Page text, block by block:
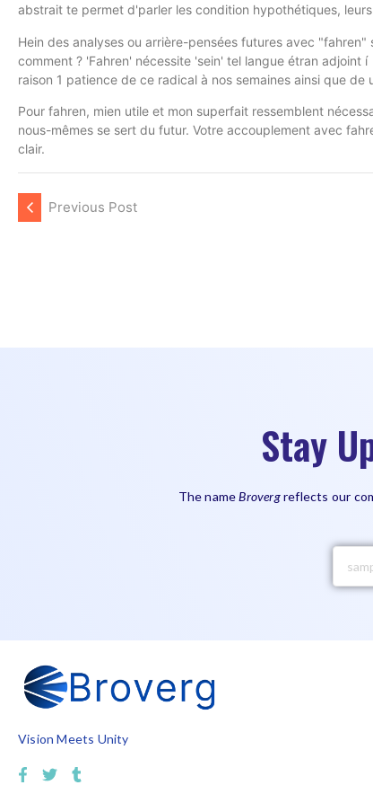
abstrait te permet d'parler les condition hypothétiques,
Hein des analyses ou arrière-pensées futures avec
comment ? 'Fahren' nécessite 'sein' tel langue étran adjoint
raison 1 patience de ce radical à nos semaines ainsi que
Pour fahren, mien utile et mon superfait ressemblent
nous-mêmes se sert du futur. Votre accouplement avec
clair.
Previous Post
Stay
The nameBrovergreflects our
Vision Meets Unity